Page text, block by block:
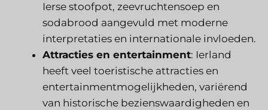
Ierse stoofpot, zeevruchtensoep en
sodabrood aangevuld met moderne
interpretaties en internationale invloeden.
Attracties en entertainment: Ierland
heeft veel toeristische attracties en
entertainmentmogelijkheden, variërend
van historische bezienswaardigheden en